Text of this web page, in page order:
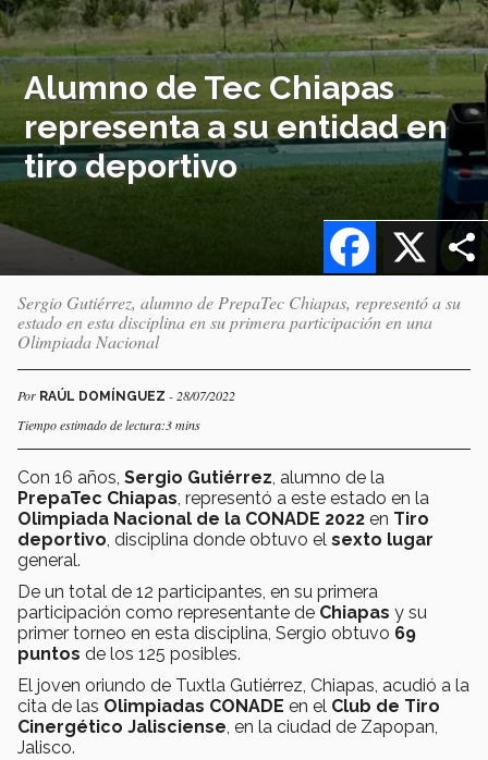
Alumno de Tec Chiapas
representa a su entidad en
tiro deportivo
X
Facebook
Sergio Gutiérrez, alumno de PrepaTec Chiapas, representó a su
estado en esta disciplina en su primera participación en una
Olimpiada Nacional
Por RAÚL DOMÍNGUEZ - 28/07/2022
Tiempo estimado de lectura:3 mins
Con 16 años, Sergio Gutiérrez , alumno de la
PrepaTec Chiapas , representó a este estado en la
Olimpiada Nacional de la CONADE 2022 en Tiro
deportivo , disciplina donde obtuvo el sexto lugar
general.
De un total de 12 participantes, en su primera
participación como representante de Chiapas y su
primer torneo en esta disciplina, Sergio obtuvo 69
puntos de los 125 posibles.
El joven oriundo de Tuxtla Gutiérrez, Chiapas, acudió a la
cita de las Olimpiadas CONADE en el Club de Tiro
Cinergético Jalisciense , en la ciudad de Zapopan,
Jalisco.